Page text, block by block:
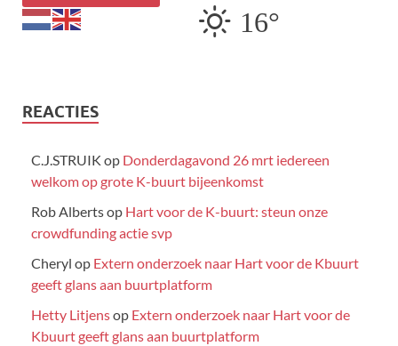
16°
REACTIES
C.J.STRUIK op Donderdagavond 26 mrt iedereen
welkom op grote K-buurt bijeenkomst
Rob Albertsop Hart voor de K-buurt: steun onze
crowdfunding actie svp
Cheryl op Extern onderzoek naar Hart voor de Kbuurt
geeft glans aan buurtplatform
Hetty Litjensop Extern onderzoek naar Hart voor de
Kbuurt geeft glans aan buurtplatform